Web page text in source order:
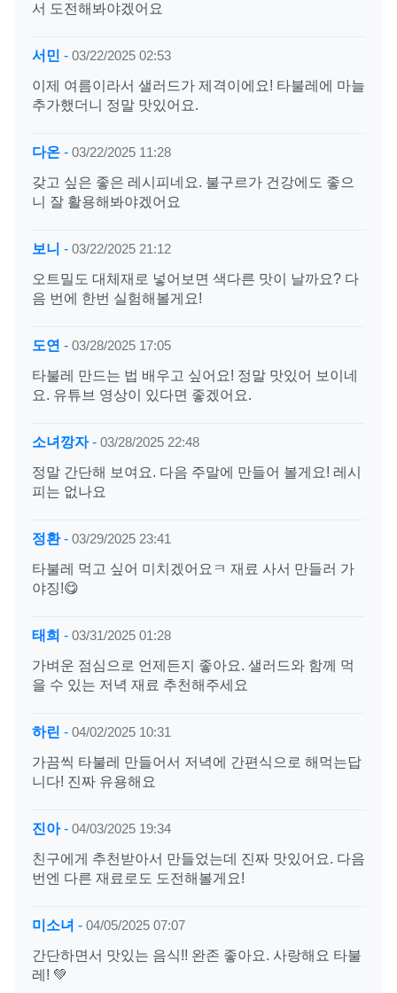
서 도전해봐야겠어요
서민 - 03/22/2025 02:53
이제 여름이라서 샐러드가 제격이에요! 타불레에 마늘
추가했더니 정말 맛있어요.
다온 - 03/22/2025 11:28
갖고 싶은 좋은 레시피네요. 불구르가 건강에도 좋으
니 잘 활용해봐야겠어요
보니 - 03/22/2025 21:12
오트밀도 대체재로 넣어보면 색다른 맛이 날까요? 다
음 번에 한번 실험해볼게요!
도연 - 03/28/2025 17:05
타불레 만드는 법 배우고 싶어요! 정말 맛있어 보이네
요. 유튜브 영상이 있다면 좋겠어요.
소녀깡자- 03/28/2025 22:48
정말 간단해 보여요. 다음 주말에 만들어 볼게요! 레시
피는 없나요
정환- 03/29/2025 23:41
타불레 먹고 싶어 미치겠어요ㅋ 재료 사서 만들러 가
야징!😋
태희 - 03/31/2025 01:28
가벼운 점심으로 언제든지 좋아요. 샐러드와 함께 먹
을 수 있는 저녁 재료 추천해주세요
하린 - 04/02/2025 10:31
가끔씩 타불레 만들어서 저녁에 간편식으로 해먹는답
니다! 진짜 유용해요
진아- 04/03/2025 19:34
친구에게 추천받아서 만들었는데 진짜 맛있어요. 다음
번엔 다른 재료로도 도전해볼게요!
미소녀 - 04/05/2025 07:07
간단하면서 맛있는 음식!! 완존 좋아요. 사랑해요 타불
레! 💚